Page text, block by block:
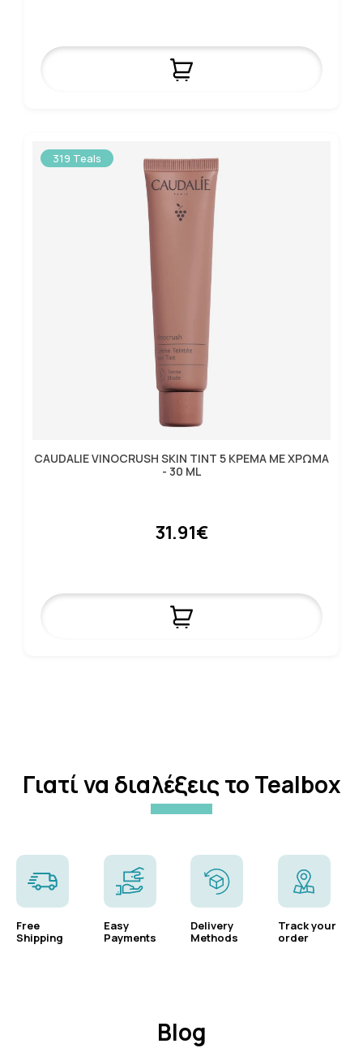
319 Teals
CAUDALIE VINOCRUSH SKIN TINT 5 ΚΡΕΜΑ ΜΕ ΧΡΩΜΑ
- 30 ML
31.91€
Γιατί να διαλέξεις το Tealbox
Free
Shipping
Easy
Payments
Delivery
Methods
Track your
order
Blog